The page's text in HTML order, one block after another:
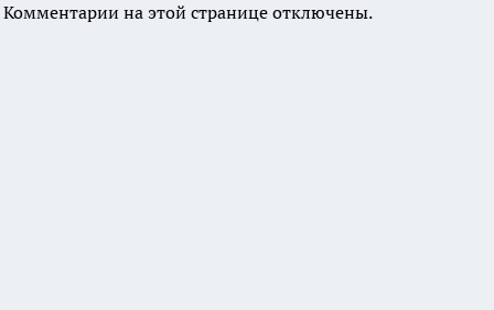
Комментарии на этой странице отключены.